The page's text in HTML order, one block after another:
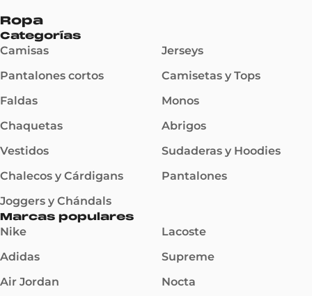
Ropa
Categorías
Camisas
Pantalones cortos
Faldas
Chaquetas
Vestidos
Chalecos y Cárdigans
Joggers y Chándals
Jerseys
Camisetas y Tops
Monos
Abrigos
Sudaderas y Hoodies
Pantalones
Marcas populares
Nike
Adidas
Air Jordan
Lacoste
Supreme
Nocta